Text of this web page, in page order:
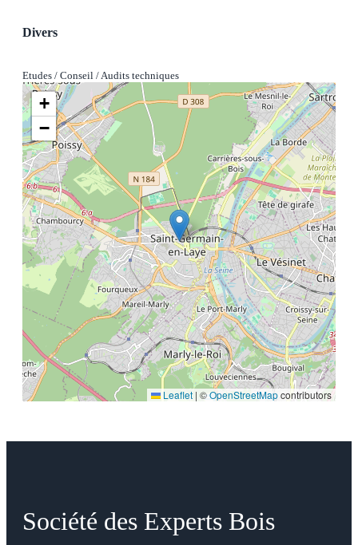
Divers
Etudes / Conseil / Audits techniques
+
−
Leaflet | ©OpenStreetMapcontributors
Société des Experts Bois